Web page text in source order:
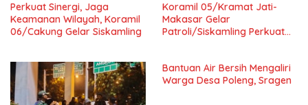
Perkuat Sinergi, Jaga
Keamanan Wilayah, Koramil
06/Cakung Gelar Siskamling
Koramil 05/Kramat Jati-
Makasar Gelar
Patroli/Siskamling Perkuat
Bantuan Air Bersih Mengaliri
Warga Desa Poleng, Sragen